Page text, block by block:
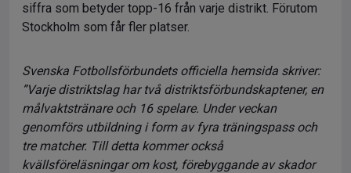
siffra som betyder topp-16 från varje distrikt. Förutom
Stockholm som får fler platser.
Svenska Fotbollsförbundets officiella hemsida skriver:
”Varje distriktslag har två distriktsförbundskaptener, en
målvaktstränare och 16 spelare. Under veckan
genomförs utbildning i form av fyra träningspass och
tre matcher. Till detta kommer också
kvällsföreläsningar om kost, förebyggande av skador